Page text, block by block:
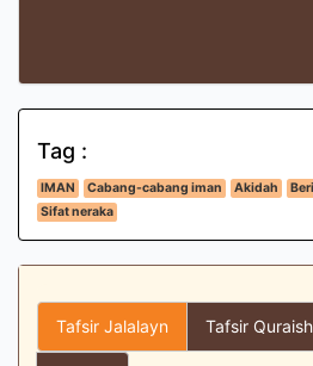
Tag :
IMAN Cabang-cabang iman Akidah
Sifat neraka
Tafsir Jalalayn Tafsir